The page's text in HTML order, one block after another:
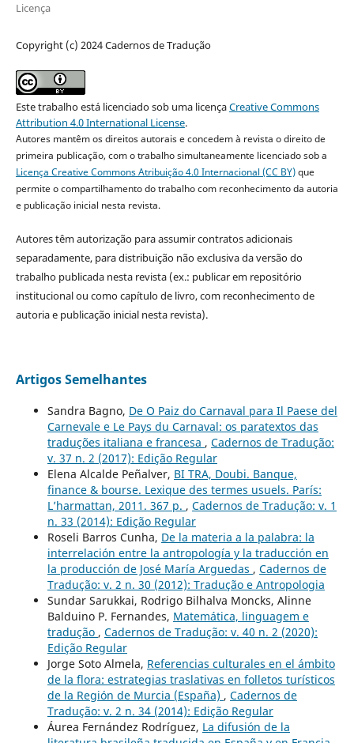
Licença
Copyright (c) 2024 Cadernos de Tradução
Este trabalho está licenciado sob uma licençaCreative Commons
Attribution 4.0 International License.
Autores mantêm os direitos autorais e concedem à revista o direito de
primeira publicação, com o trabalho simultaneamente licenciado sob a
Licença Creative Commons Atribuição 4.0 Internacional (CC BY)que
permite o compartilhamento do trabalho com reconhecimento da autoria
e publicação inicial nesta revista.
Autores têm autorização para assumir contratos adicionais
separadamente, para distribuição não exclusiva da versão do
trabalho publicada nesta revista (ex.: publicar em repositório
institucional ou como capítulo de livro, com reconhecimento de
autoria e publicação inicial nesta revista).
Artigos Semelhantes
Sandra Bagno, De O Paiz do Carnaval para Il Paese del
Carnevale e Le Pays du Carnaval: os paratextos das
traduções italiana e francesa , Cadernos de Tradução:
v. 37 n. 2 (2017): Edição Regular
Elena Alcalde Peñalver, BI TRA, Doubi. Banque,
finance & bourse. Lexique des termes usuels. París:
L’harmattan, 2011. 367 p. , Cadernos de Tradução: v. 1
n. 33 (2014): Edição Regular
Roseli Barros Cunha, De la materia a la palabra: la
interrelación entre la antropología y la traducción en
la producción de José María Arguedas , Cadernos de
Tradução: v. 2 n. 30 (2012): Tradução e Antropologia
Sundar Sarukkai, Rodrigo Bilhalva Moncks, Alinne
Balduino P. Fernandes, Matemática, linguagem e
tradução , Cadernos de Tradução: v. 40 n. 2 (2020):
Edição Regular
Jorge Soto Almela, Referencias culturales en el ámbito
de la flora: estrategias traslativas en folletos turísticos
de la Región de Murcia (España) , Cadernos de
Tradução: v. 2 n. 34 (2014): Edição Regular
Áurea Fernández Rodríguez, La difusión de la